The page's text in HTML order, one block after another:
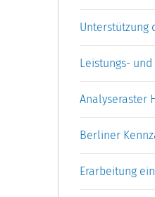
Unterstützung
Leistungs-
Analyseraster
Berliner
Erarbeitung